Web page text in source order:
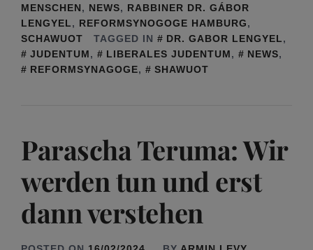
MENSCHEN, NEWS, RABBINER DR. GÁBOR
LENGYEL, REFORMSYNOGOGE HAMBURG,
SCHAWUOT
TAGGED IN DR. GABOR LENGYEL,
JUDENTUM, LIBERALES JUDENTUM, NEWS,
REFORMSYNAGOGE, SHAWUOT
Parascha Teruma: Wir
werden tun und erst
dann verstehen